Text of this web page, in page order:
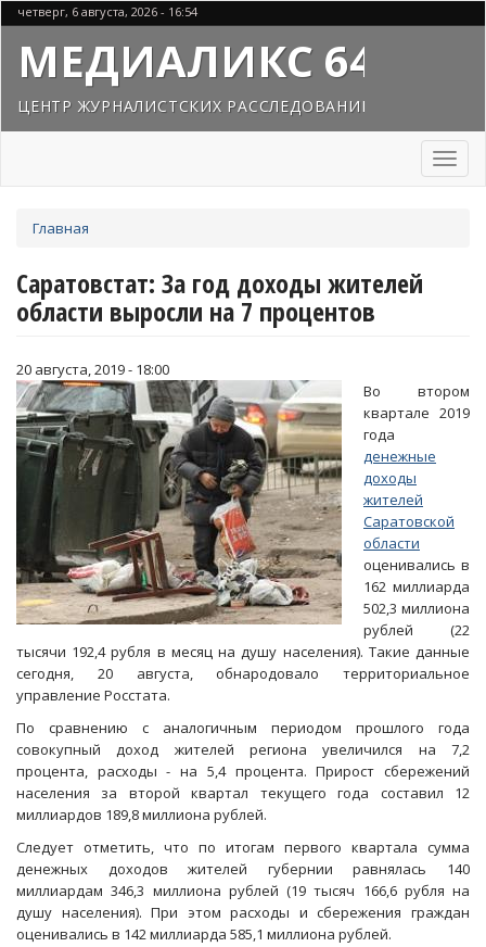
Перейти
к
основному
содержанию
четверг, 6 августа, 2026 - 16:54
МЕДИАЛИКС 64
ЦЕНТР ЖУРНАЛИСТСКИХ РАССЛЕДОВАНИЙ
Toggle
здесь
Главная
Саратовстат: За год доходы жителей
области выросли на 7 процентов
20 августа, 2019 - 18:00
Во втором
квартале 2019
года
денежные
доходы
жителей
Саратовской
области
оценивались в
162 миллиарда
502,3 миллиона
рублей (22
тысячи 192,4 рубля в месяц на душу населения). Такие данные
сегодня, 20 августа, обнародовало территориальное
управление Росстата.
По сравнению с аналогичным периодом прошлого года
совокупный доход жителей региона увеличился на 7,2
процента, расходы - на 5,4 процента. Прирост сбережений
населения за второй квартал текущего года составил 12
миллиардов 189,8 миллиона рублей.
Следует отметить, что по итогам первого квартала сумма
денежных доходов жителей губернии равнялась 140
миллиардам 346,3 миллиона рублей (19 тысяч 166,6 рубля на
душу населения). При этом расходы и сбережения граждан
оценивались в 142 миллиарда 585,1 миллиона рублей.